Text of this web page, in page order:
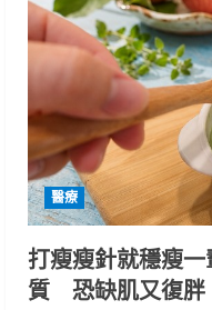
醫療
打瘦瘦針就穩瘦
質 恐缺肌又復胖